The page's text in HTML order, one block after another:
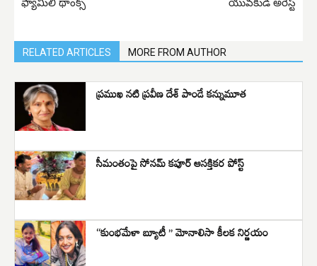
ఫ్యామిలీ థాంక్స్
యువకుడి అరెస్ట్
RELATED ARTICLES MORE FROM AUTHOR
ప్రముఖ నటి ప్రవీణ దేశ్ పాండే కన్నుమూత
సీమంతంపై సోనమ్ కపూర్ ఆసక్తికర పోస్ట్
“కుంభమేళా బ్యూటీ ” మోనాలిసా కీలక నిర్ణయం